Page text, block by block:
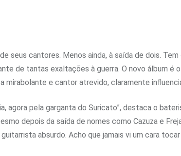
seus cantores. Menos ainda, à saída de dois.
de tantas exaltações à guerra. O novo álbum é
mirabolante e cantor atrevido, claramente
agora pela garganta do Suricato”, destaca o
depois da saída de nomes como Cazuza e
absurdo. Acho que jamais vi um cara